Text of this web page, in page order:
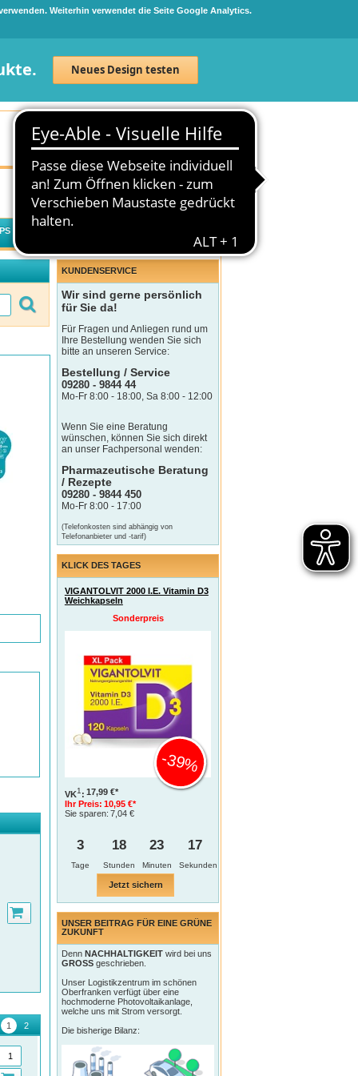
Weiterhin verwendet die Seite Google Analytics.
Neues Design testen
Neuanmeldung Anmelden
0 Artikel 0,00 €
KUNDENSERVICE
Wir sind gerne persönlich
für Sie da!
Für Fragen und Anliegen rund um
Ihre Bestellung wenden Sie sich
bitte an unseren Service:
Bestellung / Service
09280 - 9844 44
Mo-Fr 8:00 - 18:00, Sa 8:00 - 12:00
Wenn Sie eine Beratung
wünschen, können Sie sich direkt
an unser Fachpersonal wenden:
Pharmazeutische Beratung
/ Rezepte
09280 - 9844 450
Mo-Fr 8:00 - 17:00
(Telefonkosten sind abhängig von
Telefonanbieter und -tarif)
KLICK DES TAGES
VIGANTOLVIT 2000 I.E. Vitamin D3
Weichkapseln
Sonderpreis
VK1 : 17,99 €*
Ihr Preis: 10,95 €*
Sie sparen: 7,04 €
-39%
3
Tage
18 23 17
Jetzt sichern
UNSER BEITRAG FÜR EINE GRÜNE
ZUKUNFT
DennNACHHALTIGKEIT wird bei uns
GROSS geschrieben.
Unser Logistikzentrum im schönen
Oberfranken verfügt über eine
hochmoderne Photovoltaikanlage,
welche uns mit Strom versorgt.
Die bisherige Bilanz: